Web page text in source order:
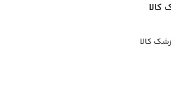
کالا